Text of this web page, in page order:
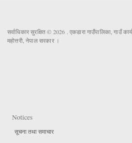
सर्वाधिकार सुरक्षित © 2026 . एकडारा गाउँपालिका, गाउँ
महोत्तरी, नेपाल सरकार ।
Notices
सूचना तथा समाचार